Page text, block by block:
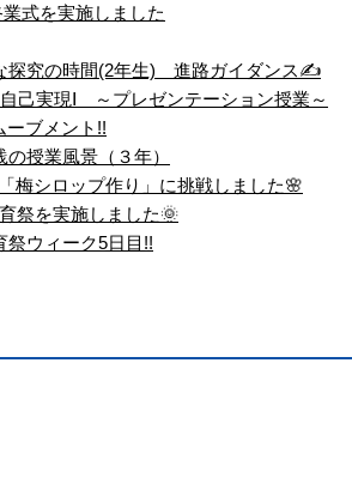
式を実施しました
探究の時間(2年生) 進路ガイダンス✍
実現Ⅰ ～プレゼンテーション授業～
ーブメント!!
授業風景（３年）
梅シロップ作り」に挑戦しました🌸
祭を実施しました🌞
祭ウィーク5日目!!